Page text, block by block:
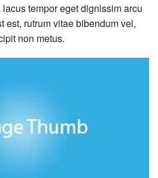
tempor eget dignissim arcu
est, rutrum vitae bibendum vel,
non metus.